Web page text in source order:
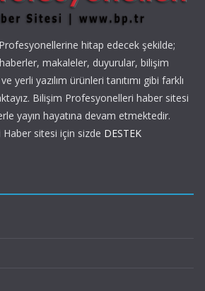
hitap edecek şekilde;
makaleler, duyurular, bilişim
yerli yazılım ürünleri tanıtımı gibi farklı
Bilişim Profesyonelleri haber sitesi
yayın hayatına devam etmektedir.
sitesi için sizde DESTEK